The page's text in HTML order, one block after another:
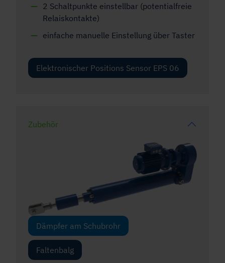
2 Schaltpunkte einstellbar (potentialfreie
Relaiskontakte)
einfache manuelle Einstellung über Taster
Elektronischer Positions Sensor EPS 06
Zubehör
Dämpfer am Schubrohr
Faltenbalg